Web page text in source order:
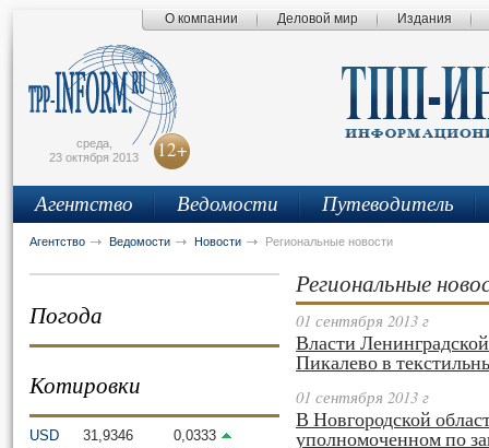
О компании Деловой мир Издания
среда,
23 октября 2013
12+
Агентство Ведомости Путеводитель
Агентство Ведомости Новости Региональные новости
Погода
Котировки
USD 31,9346
0,0333
Региональные
01 сентября 2013 г
Власти
Пикалево в
01 сентября 2013 г
В Новгородской
уполномоченном по